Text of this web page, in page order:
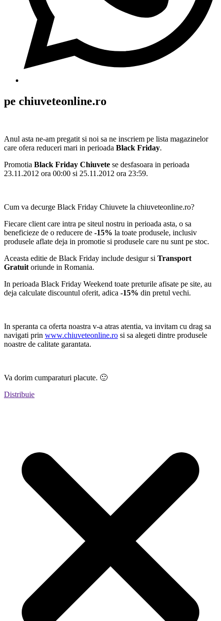
pe chiuveteonline.ro
Anul asta ne-am pregatit si noi sa ne inscriem pe lista magazinelor
care ofera reduceri mari in perioada Black Friday.
Promotia Black Friday Chiuvete se desfasoara in perioada
23.11.2012 ora 00:00 si 25.11.2012 ora 23:59.
Cum va decurge Black Friday Chiuvete la chiuveteonline.ro?
Fiecare client care intra pe siteul nostru in perioada asta, o sa
beneficieze de o reducere de -15% la toate produsele, inclusiv
produsele aflate deja in promotie si produsele care nu sunt pe stoc.
Aceasta editie de Black Friday include desigur si Transport
Gratuit oriunde in Romania.
In perioada Black Friday Weekend toate preturile afisate pe site, au
deja calculate discountul oferit, adica -15% din pretul vechi.
In speranta ca oferta noastra v-a atras atentia, va invitam cu drag sa
navigati prin www.chiuveteonline.ro si sa alegeti dintre produsele
noastre de calitate garantata.
Va dorim cumparaturi placute. 🙂
Distribuie